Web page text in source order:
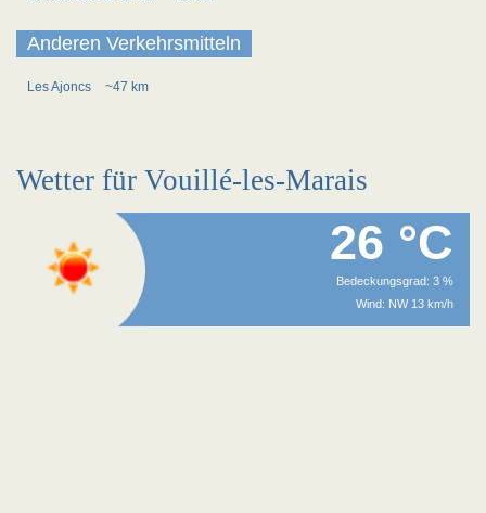
Anderen Verkehrsmitteln
Les Ajoncs ~47 km
Wetter für Vouillé-les-Marais
26 °C
Bedeckungsgrad: 3 %
Wind: NW 13 km/h